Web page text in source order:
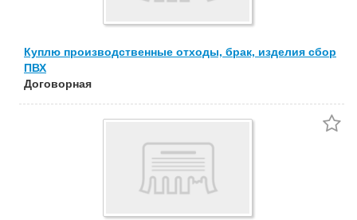
Куплю производственные отходы, брак, изделия сбор
ПВХ
Договорная